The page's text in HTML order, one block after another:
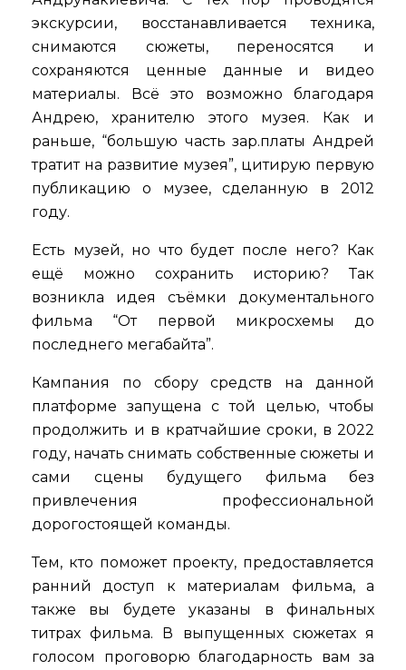
экскурсии, восстанавливается техника,
снимаются сюжеты, переносятся и
сохраняются ценные данные и видео
материалы. Всё это возможно благодаря
Андрею, хранителю этого музея. Как и
раньше, “большую часть зар.платы Андрей
тратит на развитие музея”, цитирую первую
публикацию о музее, сделанную в 2012
году.
Есть музей, но что будет после него? Как
ещё можно сохранить историю? Так
возникла идея съёмки документального
фильма “От первой микросхемы до
последнего мегабайта”.
Кампания по сбору средств на данной
платформе запущена с той целью, чтобы
продолжить и в кратчайшие сроки, в 2022
году, начать снимать собственные сюжеты и
сами сцены будущего фильма без
привлечения профессиональной
дорогостоящей команды.
Тем, кто поможет проекту, предоставляется
ранний доступ к материалам фильма, а
также вы будете указаны в финальных
титрах фильма. В выпущенных сюжетах я
голосом проговорю благодарность вам за